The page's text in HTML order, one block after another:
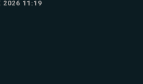
2026 11:19